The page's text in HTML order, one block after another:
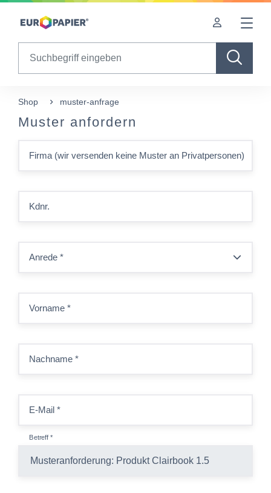
Table Of Content
Shop muster-anfrage
Muster anfordern
Firma (wir versenden keine Muster an Privatpersonen)
Kdnr.
Anrede *
Vorname *
Nachname *
E-Mail *
Betreff*